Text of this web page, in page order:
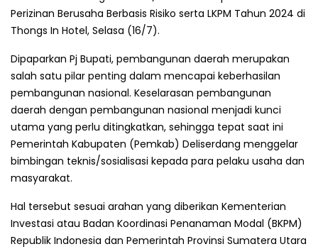
Perizinan Berusaha Berbasis Risiko serta LKPM Tahun 2024 di
Thongs In Hotel, Selasa (16/7).
Dipaparkan Pj Bupati, pembangunan daerah merupakan
salah satu pilar penting dalam mencapai keberhasilan
pembangunan nasional. Keselarasan pembangunan
daerah dengan pembangunan nasional menjadi kunci
utama yang perlu ditingkatkan, sehingga tepat saat ini
Pemerintah Kabupaten (Pemkab) Deliserdang menggelar
bimbingan teknis/sosialisasi kepada para pelaku usaha dan
masyarakat.
Hal tersebut sesuai arahan yang diberikan Kementerian
Investasi atau Badan Koordinasi Penanaman Modal (BKPM)
Republik Indonesia dan Pemerintah Provinsi Sumatera Utara